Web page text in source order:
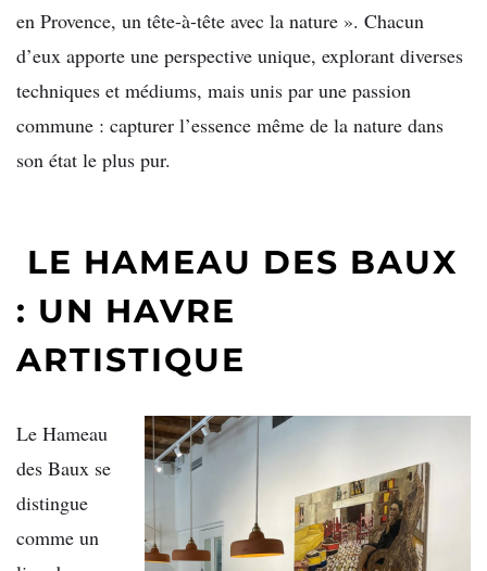
en Provence, un tête-à-tête avec la nature ». Chacun
d’eux apporte une perspective unique, explorant diverses
techniques et médiums, mais unis par une passion
commune : capturer l’essence même de la nature dans
son état le plus pur.
LE HAMEAU DES BAUX
: UN HAVRE
ARTISTIQUE
Le Hameau
des Baux se
distingue
comme un